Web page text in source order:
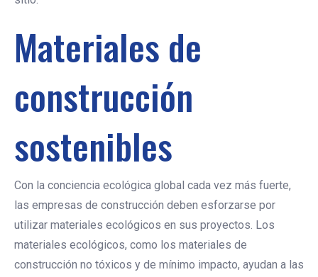
Materiales de
construcción
sostenibles
Con la conciencia ecológica global cada vez más fuerte,
las empresas de construcción deben esforzarse por
utilizar materiales ecológicos en sus proyectos. Los
materiales ecológicos, como los materiales de
construcción no tóxicos y de mínimo impacto, ayudan a las